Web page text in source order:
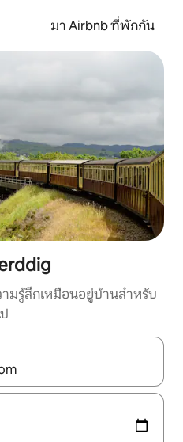
มา Airbnb ที่พักกัน
มรู้สึกเหมือนอยู่บ้านสำหรับ
รือปัด เพื่อสำรวจผลการค้นหา